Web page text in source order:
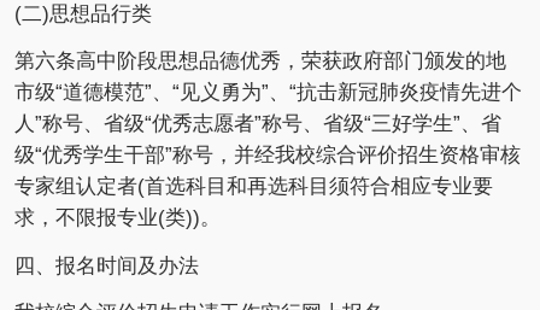
(二)思想品行类
第六条高中阶段思想品德优秀，荣获政府部门颁发的地
市级“道德模范”、“见义勇为”、“抗击新冠肺炎疫情先进个
人”称号、省级“优秀志愿者”称号、省级“三好学生”、省
级“优秀学生干部”称号，并经我校综合评价招生资格审核
专家组认定者(首选科目和再选科目须符合相应专业要
求，不限报专业(类))。
四、报名时间及办法